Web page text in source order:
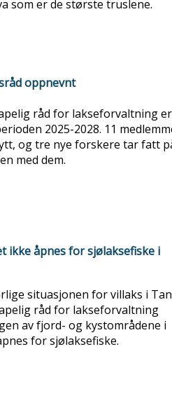
som er de største truslene.
oppnevnt
råd for lakseforvaltning er
2025-2028. 11
og tre nye forskere tar fatt
med dem.
ikke åpnes for sjølaksefiske i
situasjonen for villaks i
råd for lakseforvaltning
av fjord- og kystområdene i
for sjølaksefiske.